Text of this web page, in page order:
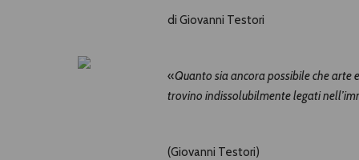
di Giovanni Testori
«Quanto sia ancora possibile che arte
trovino indissolubilmente legati
(Giovanni Testori)